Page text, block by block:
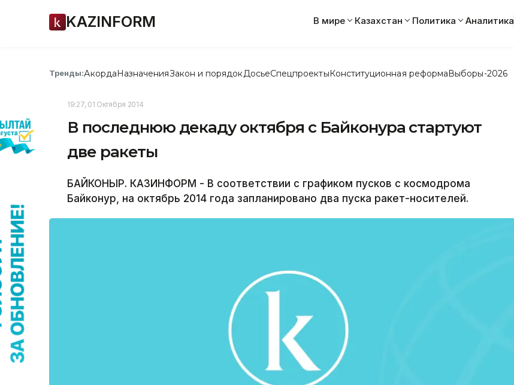
KAZINFORM В мире Казахстан Политика Аналитика
Тренды:АкордаНазначенияЗакон и порядок ДосьеСпецпроектыКонституционная реформаВыборы-2026
19:27, 01 Октября 2014
В последнюю декаду октября с Байконура стартуют
две ракеты
БАЙКОНЫР. КАЗИНФОРМ - В соответствии с графиком пусков с космодрома
Байконур, на октябрь 2014 года запланировано два пуска ракет-носителей.